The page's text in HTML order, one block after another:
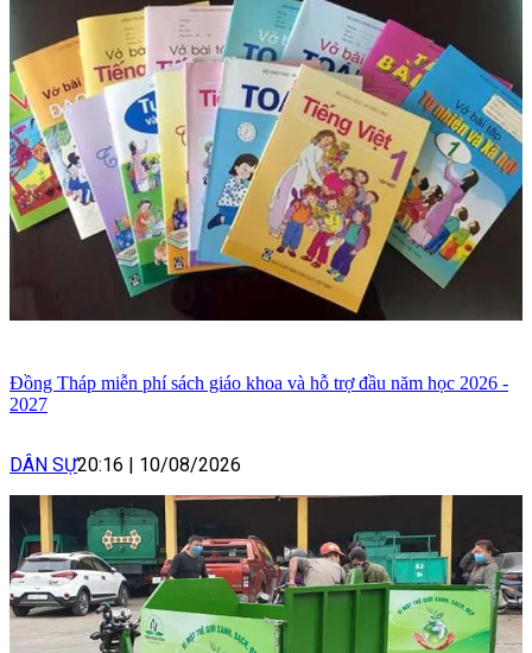
Đồng Tháp miễn phí sách giáo khoa và hỗ trợ đầu năm học 2026 -
2027
DÂN SỰ20:16 | 10/08/2026